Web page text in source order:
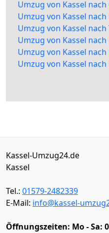
Umzug von Kassel nach
Umzug von Kassel nach
Umzug von Kassel nach
Umzug von Kassel nach
Umzug von Kassel
Umzug von Kassel
Kassel-Umzug24.de
Kassel
Tel.: 01579-2482339
E-Mail: info@kassel-
Öffnungszeiten: Mo - Sa: